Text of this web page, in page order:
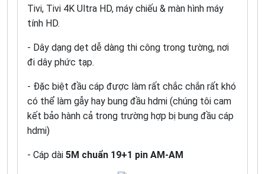
Tivi, Tivi 4K Ultra HD, máy chiếu & màn hình máy
tính HD.
- Dây dạng dẹt dễ dàng thi công trong tường, nơi
đi dây phức tạp.
- Đặc biệt đầu cáp được làm rất chắc chắn rất khó
có thể làm gẫy hay bung đầu hdmi (chúng tôi cam
kết bảo hành cả trong trường hợp bị bung đầu cáp
hdmi)
- Cáp dài 5M chuẩn 19+1 pin AM-AM